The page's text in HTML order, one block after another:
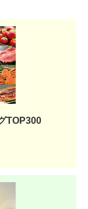
TOP300